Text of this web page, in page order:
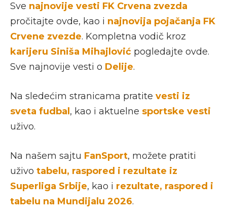
Sve najnovije vesti FK Crvena zvezda
pročitajte ovde, kao i najnovija pojačanja FK
Crvene zvezde. Kompletna vodič kroz
karijeru Siniša Mihajlović pogledajte ovde.
Sve najnovije vesti o Delije.
Na sledećim stranicama pratite vesti iz
sveta fudbal , kao i aktuelne sportske vesti
uživo.
Na našem sajtu FanSport, možete pratiti
uživo tabelu, raspored i rezultate iz
Superliga Srbije, kao i rezultate, raspored i
tabelu na Mundijalu 2026.